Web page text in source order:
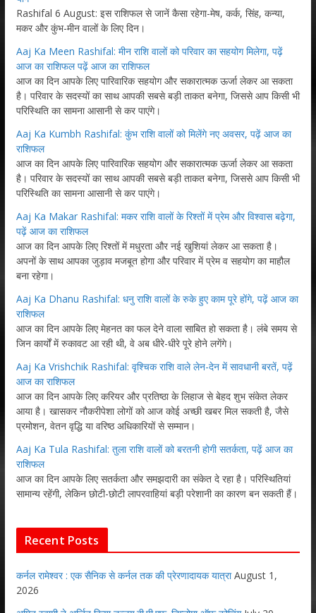
Rashifal 6 August: इस राशिफल से जानें कैसा रहेगा-मेष, कर्क, सिंह, कन्या,
मकर और कुंभ-मीन वालों के लिए दिन।
Aaj Ka Meen Rashifal: मीन राशि वालों को परिवार का सहयोग मिलेगा, पढ़ें
आज का राशिफल पढ़ें आज का राशिफल
आज का दिन आपके लिए पारिवारिक सहयोग और सकारात्मक ऊर्जा लेकर आ सकता
है। परिवार के सदस्यों का साथ आपकी सबसे बड़ी ताकत बनेगा, जिससे आप किसी भी
परिस्थिति का सामना आसानी से कर पाएंगे।
Aaj Ka Kumbh Rashifal: कुंभ राशि वालों को मिलेंगे नए अवसर, पढ़ें आज का
राशिफल
आज का दिन आपके लिए पारिवारिक सहयोग और सकारात्मक ऊर्जा लेकर आ सकता
है। परिवार के सदस्यों का साथ आपकी सबसे बड़ी ताकत बनेगा, जिससे आप किसी भी
परिस्थिति का सामना आसानी से कर पाएंगे।
Aaj Ka Makar Rashifal: मकर राशि वालों के रिश्तों में प्रेम और विश्वास बढ़ेगा,
पढ़ें आज का राशिफल
आज का दिन आपके लिए रिश्तों में मधुरता और नई खुशियां लेकर आ सकता है।
अपनों के साथ आपका जुड़ाव मजबूत होगा और परिवार में प्रेम व सहयोग का माहौल
बना रहेगा।
Aaj Ka Dhanu Rashifal: धनु राशि वालों के रुके हुए काम पूरे होंगे, पढ़ें आज का
राशिफल
आज का दिन आपके लिए मेहनत का फल देने वाला साबित हो सकता है। लंबे समय से
जिन कार्यों में रुकावट आ रही थी, वे अब धीरे-धीरे पूरे होने लगेंगे।
Aaj Ka Vrishchik Rashifal: वृश्चिक राशि वाले लेन-देन में सावधानी बरतें, पढ़ें
आज का राशिफल
आज का दिन आपके लिए करियर और प्रतिष्ठा के लिहाज से बेहद शुभ संकेत लेकर
आया है। खासकर नौकरीपेशा लोगों को आज कोई अच्छी खबर मिल सकती है, जैसे
प्रमोशन, वेतन वृद्धि या वरिष्ठ अधिकारियों से सम्मान।
Aaj Ka Tula Rashifal: तुला राशि वालों को बरतनी होगी सतर्कता, पढ़ें आज का
राशिफल
आज का दिन आपके लिए सतर्कता और समझदारी का संकेत दे रहा है। परिस्थितियां
सामान्य रहेंगी, लेकिन छोटी-छोटी लापरवाहियां बड़ी परेशानी का कारण बन सकती हैं।
Recent Posts
कर्नल रामेश्वर : एक सैनिक से कर्नल तक की प्रेरणादायक यात्रा August 1,
2026